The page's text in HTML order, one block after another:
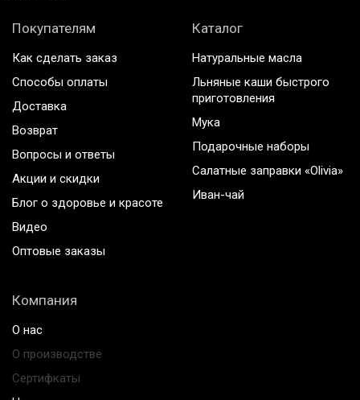
Покупателям
Как сделать заказ
Способы оплаты
Доставка
Возврат
Вопросы и ответы
Акции и скидки
Блог о здоровье и красоте
Видео
Оптовые заказы
Каталог
Натуральные масла
Льняные каши быстрого
приготовления
Мука
Подарочные наборы
Салатные заправки «Olivia»
Иван-чай
Компания
О нас
О производстве
Сертифкаты